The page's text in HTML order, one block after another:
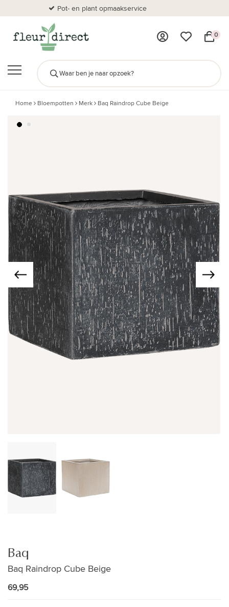
Pot- en plant opmaakservice
0
Home Bloempotten Merk Baq Raindrop Cube Beige
Baq
Baq Raindrop Cube Beige
69,95